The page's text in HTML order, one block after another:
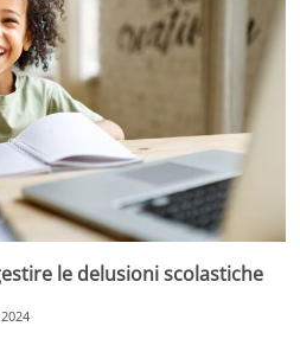
le delusioni scolastiche